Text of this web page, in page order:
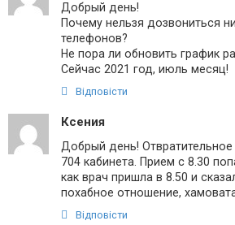
Добрый день!
Почему нельзя дозвониться
телефонов?
Не пора ли обновить график
Сейчас 2021 год, июль месяц!
Відповісти
Ксения
Добрый день!
704 кабинета. Прием с 8.30
как врач пришла в 8.50 и
похабное отношение,
Відповісти